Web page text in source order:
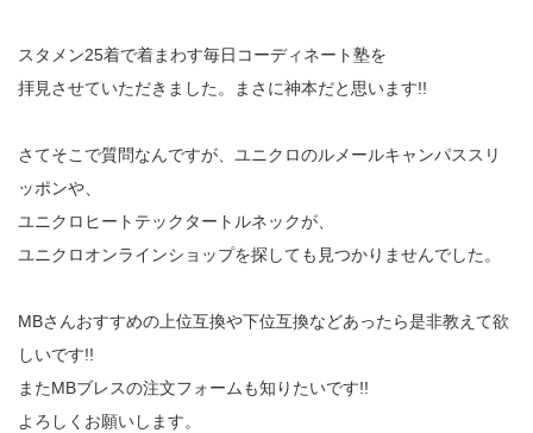
スタメン25着で着まわす毎日コーディネート塾を
拝見させていただきました。まさに神本だと思います!!
さてそこで質問なんですが、ユニクロのルメールキャンパススリ
ッポンや、
ユニクロヒートテックタートルネックが、
ユニクロオンラインショップを探しても見つかりませんでした。
MBさんおすすめの上位互換や下位互換などあったら是非教えて欲
しいです!!
またMBブレスの注文フォームも知りたいです!!
よろしくお願いします。